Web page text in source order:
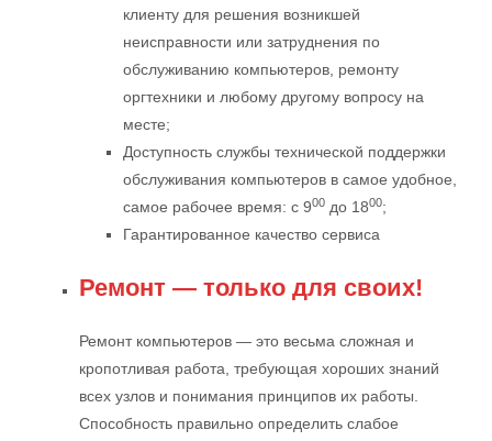
клиенту для решения возникшей
неисправности или затруднения по
обслуживанию компьютеров, ремонту
оргтехники и любому другому вопросу на
месте;
Доступность службы технической поддержки
обслуживания компьютеров в самое удобное,
самое рабочее время: с 900 до 1800;
Гарантированное качество сервиса
Ремонт — только для своих!
Ремонт компьютеров — это весьма сложная и
кропотливая работа, требующая хороших знаний
всех узлов и понимания принципов их работы.
Способность правильно определить слабое